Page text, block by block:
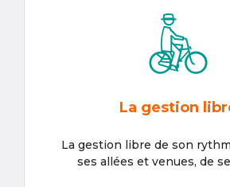
La gestion
La gestion libre de son
ses allées et venues, de